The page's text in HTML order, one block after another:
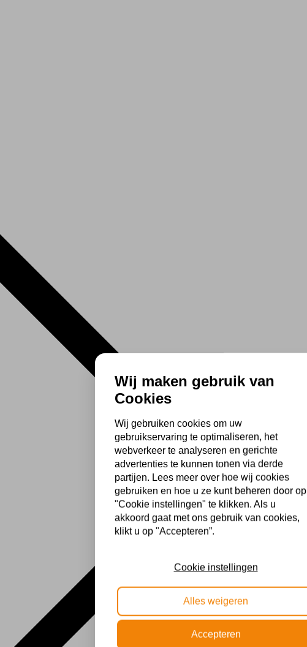
Wij maken gebruik van
Cookies
Wij gebruiken cookies om uw
gebruikservaring te optimaliseren, het
webverkeer te analyseren en gerichte
advertenties te kunnen tonen via derde
partijen. Lees meer over hoe wij cookies
gebruiken en hoe u ze kunt beheren door op
"Cookie instellingen" te klikken. Als u
akkoord gaat met ons gebruik van cookies,
klikt u op "Accepteren”.
Cookie instellingen
Alles weigeren
Accepteren